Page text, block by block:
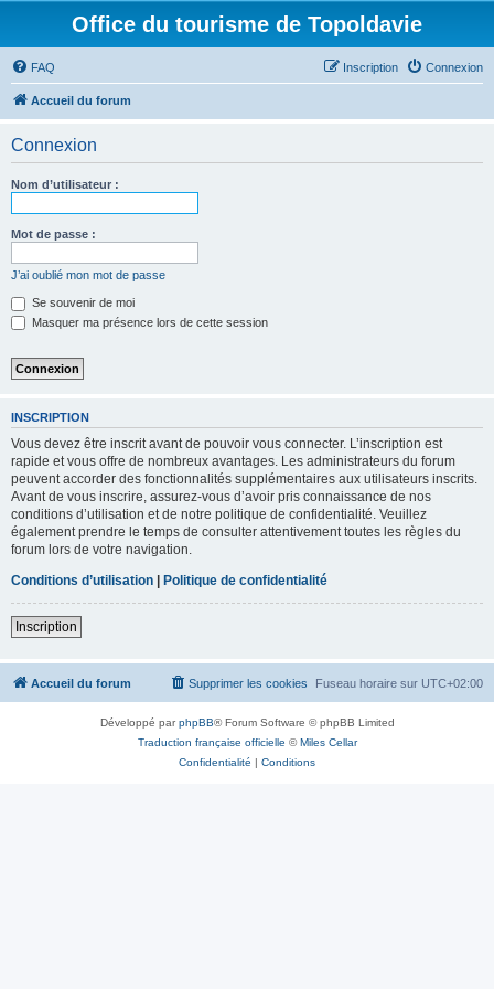
Office du tourisme de Topoldavie
FAQ Connexion
Inscription
Accueil du forum
Connexion
Nom d’utilisateur :
Mot de passe :
J’ai oublié mon mot de passe
Se souvenir de moi
Masquer ma présence lors de cette session
INSCRIPTION
Vous devez être inscrit avant de pouvoir vous connecter. L’inscription est
rapide et vous offre de nombreux avantages. Les administrateurs du forum
peuvent accorder des fonctionnalités supplémentaires aux utilisateurs inscrits.
Avant de vous inscrire, assurez-vous d’avoir pris connaissance de nos
conditions d’utilisation et de notre politique de confidentialité. Veuillez
également prendre le temps de consulter attentivement toutes les règles du
forum lors de votre navigation.
Conditions d’utilisation | Politique de confidentialité
Inscription
Accueil du forum Fuseau horaire sur UTC+02:00
Supprimer les cookies
Développé parphpBB® Forum Software © phpBB Limited
Traduction française officielle ©Miles Cellar
Confidentialité | Conditions